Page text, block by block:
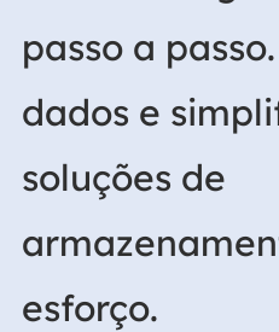
passo a
dados e
soluções de
esforço.